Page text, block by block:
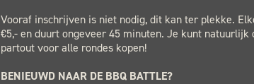
Vooraf inschrijven is niet nodig, dit kan ter plekke.
€5,- en duurt ongeveer 45 minuten. Je kunt natuurlijk
partout voor alle rondes kopen!
BENIEUWD NAAR DE BBQ BATTLE?